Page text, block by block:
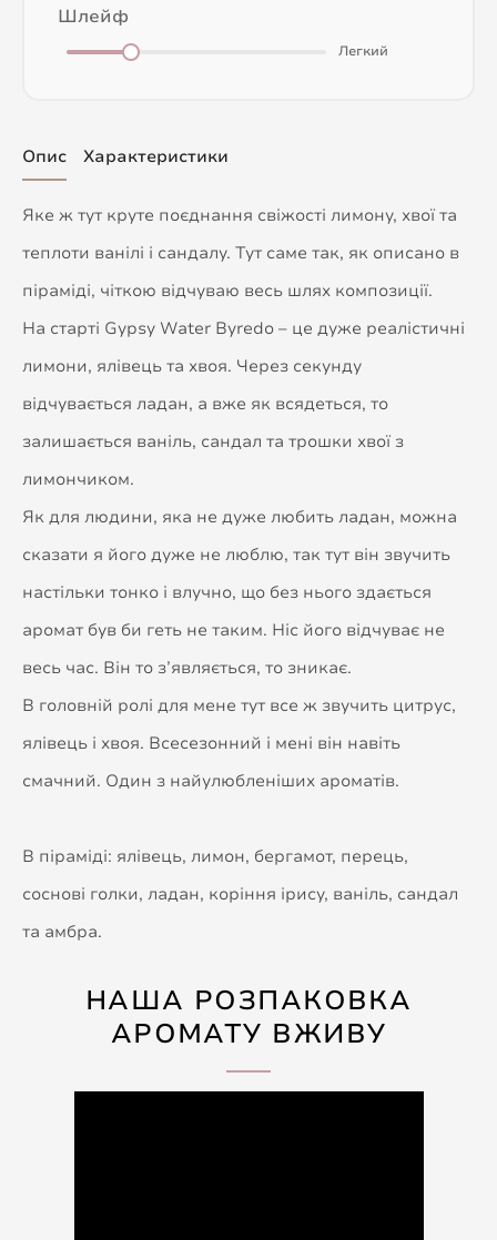
Шлейф
Легкий
Опис Характеристики
Яке ж тут круте поєднання свіжості лимону, хвої та
теплоти ванілі і сандалу. Тут саме так, як описано в
піраміді, чіткою відчуваю весь шлях композиції.
На старті Gypsy Water Byredo – це дуже реалістичні
лимони, ялівець та хвоя. Через секунду
відчувається ладан, а вже як всядеться, то
залишається ваніль, сандал та трошки хвої з
лимончиком.
Як для людини, яка не дуже любить ладан, можна
сказати я його дуже не люблю, так тут він звучить
настільки тонко і влучно, що без нього здається
аромат був би геть не таким. Ніс його відчуває не
весь час. Він то з’являється, то зникає.
В головній ролі для мене тут все ж звучить цитрус,
ялівець і хвоя. Всесезонний і мені він навіть
смачний. Один з найулюбленіших ароматів.
В піраміді: ялівець, лимон, бергамот, перець,
соснові голки, ладан, коріння ірису, ваніль, сандал
та амбра.
НАША РОЗПАКОВКА
АРОМАТУ ВЖИВУ